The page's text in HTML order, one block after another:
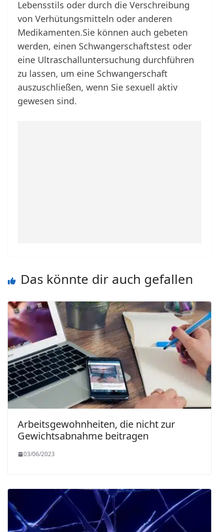
Lebensstils oder durch die Verschreibung
von Verhütungsmitteln oder anderen
Medikamenten.Sie können auch gebeten
werden, einen Schwangerschaftstest oder
eine Ultraschalluntersuchung durchführen
zu lassen, um eine Schwangerschaft
auszuschließen, wenn Sie sexuell aktiv
gewesen sind.
Das könnte dir auch gefallen
Arbeitsgewohnheiten, die nicht zur
Gewichtsabnahme beitragen
03/06/2023